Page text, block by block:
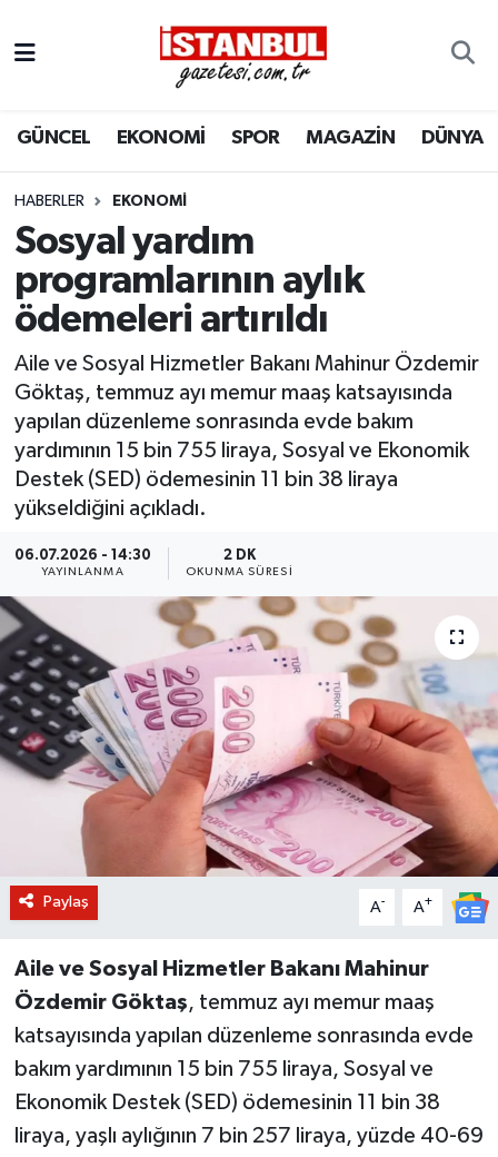
GÜNCEL EKONOMİ SPOR MAGAZİN DÜNYA
HABERLER EKONOMI
Sosyal yardım
programlarının aylık
ödemeleri artırıldı
Aile ve Sosyal Hizmetler Bakanı Mahinur Özdemir
Göktaş, temmuz ayı memur maaş katsayısında
yapılan düzenleme sonrasında evde bakım
yardımının 15 bin 755 liraya, Sosyal ve Ekonomik
Destek (SED) ödemesinin 11 bin 38 liraya
yükseldiğini açıkladı.
06.07.2026 - 14:30
YAYINLANMA
2 DK
OKUNMA SÜRESI
Paylaş A- A+
Aile ve Sosyal Hizmetler Bakanı Mahinur
Özdemir Göktaş, temmuz ayı memur maaş
katsayısında yapılan düzenleme sonrasında evde
bakım yardımının 15 bin 755 liraya, Sosyal ve
Ekonomik Destek (SED) ödemesinin 11 bin 38
liraya, yaşlı aylığının 7 bin 257 liraya, yüzde 40-69
EKONOMİ
İSTANBUL
DÜNYA
SPOR
MAGAZİN
KÜLTÜR SANAT
SAĞLIK
OTOMOBİL
KURUMSAL
Nöbetçi Eczaneler
Hava Durumu
Trafik Durumu
Süper Lig Puan Durumu ve Fikstür
Tüm Manşetler
Son Dakika Haberleri
Haber Arşivi